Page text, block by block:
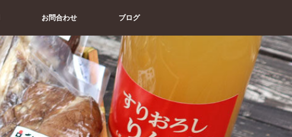
お問合わせ ブログ